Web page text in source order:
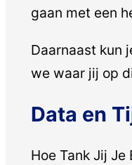
gaan met een
Daarnaast kun
we waar jij op
Data en
Hoe Tank Jij